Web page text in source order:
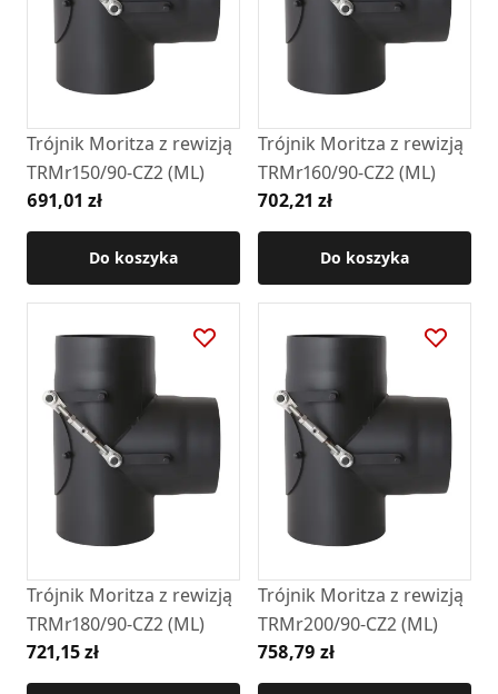
Trójnik Moritza z rewizją
TRMr150/90-CZ2 (ML)
691,01 zł
Do koszyka
Trójnik Moritza z rewizją
TRMr160/90-CZ2 (ML)
702,21 zł
Do koszyka
Trójnik Moritza z rewizją
TRMr180/90-CZ2 (ML)
721,15 zł
Trójnik Moritza z rewizją
TRMr200/90-CZ2 (ML)
758,79 zł